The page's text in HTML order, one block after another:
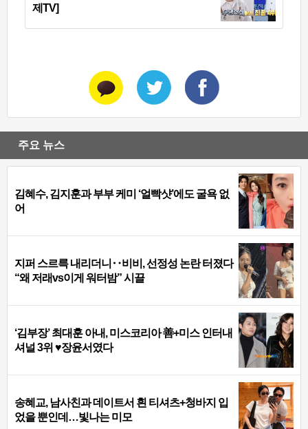
제TV]
주요 뉴스
김혜수, 김지훈과 부부 케미 ‘얼빡샷’에도 굴욕 없
어
지퍼 스르륵 내리더니‥비비, 선정성 논란 터졌다
“왜 저래vs이게 워터밤” 시끌
‘김부장’ 최대훈 아내, 미스코리아 善+미스 인터내
셔널 3위 ♥장윤서였다
송혜교, 남사친과 데이트서 흰 티셔츠+청바지 입
었을 뿐인데…빛나는 미모